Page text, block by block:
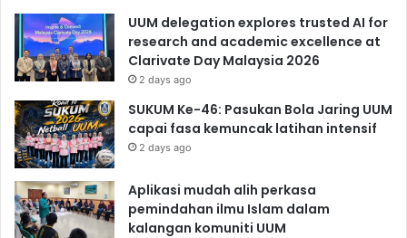
UUM delegation explores trusted AI for
research and academic excellence at
Clarivate Day Malaysia 2026
2 days ago
SUKUM Ke-46: Pasukan Bola Jaring UUM
capai fasa kemuncak latihan intensif
2 days ago
Aplikasi mudah alih perkasa
pemindahan ilmu Islam dalam
kalangan komuniti UUM